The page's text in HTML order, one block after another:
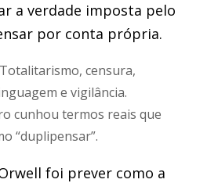
a verdade imposta pelo
por conta própria.
Totalitarismo, censura,
e vigilância.
cunhou termos reais que
“duplipensar”.
foi prever como a